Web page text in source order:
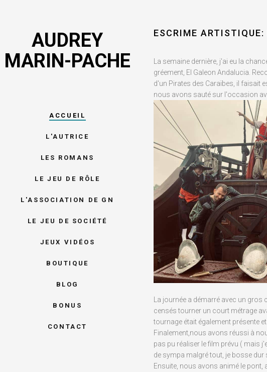
AUDREY
MARIN-PACHE
ACCUEIL
L'AUTRICE
LES ROMANS
LE JEU DE RÔLE
L'ASSOCIATION DE GN
LE JEU DE SOCIÉTÉ
JEUX VIDÉOS
BOUTIQUE
BLOG
BONUS
CONTACT
ESCRIME
La semaine dernière, j'ai eu la
gréement, El Galeon Andalucia.
d'un Pirates des Caraïbes, il faisait
nous avons sauté sur l'occasion
La journée a démarré avec un
censés tourner un court métrage
tournage était également présente
Finalement,nous avons réussi à
pas pu réaliser le film prévu ( mais
de sympa malgré tout, je bosse dur
Ensuite, nous avons animé le pont,